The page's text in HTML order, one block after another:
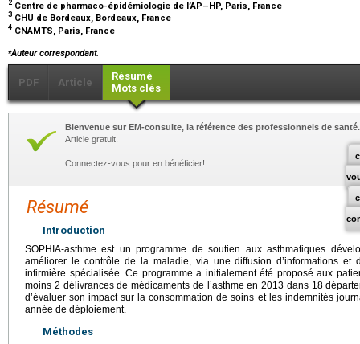
2 Centre de pharmaco-épidémiologie de l’AP–HP, Paris, France
3 CHU de Bordeaux, Bordeaux, France
4 CNAMTS, Paris, France
⁎Auteur correspondant.
PDF Article
Résumé
Mots clés
Bienvenue sur EM-consulte, la référence des professionnels de santé.
Article gratuit.
Connectez-vous pour en bénéficier!
Résumé
Introduction
SOPHIA-asthme est un programme de soutien aux asthmatiques
améliorer le contrôle de la maladie, via une diffusion d’informations et
infirmière spécialisée. Ce programme a initialement été proposé aux
moins 2 délivrances de médicaments de l’asthme en 2013 dans 18
d’évaluer son impact sur la consommation de soins et les indemnités
année de déploiement.
Méthodes